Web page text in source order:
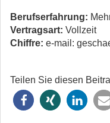
Berufserfahrung:
Vertragsart: Vollzeit
Chiffre: e-mail:
Teilen Sie diesen